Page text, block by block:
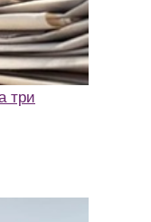
три